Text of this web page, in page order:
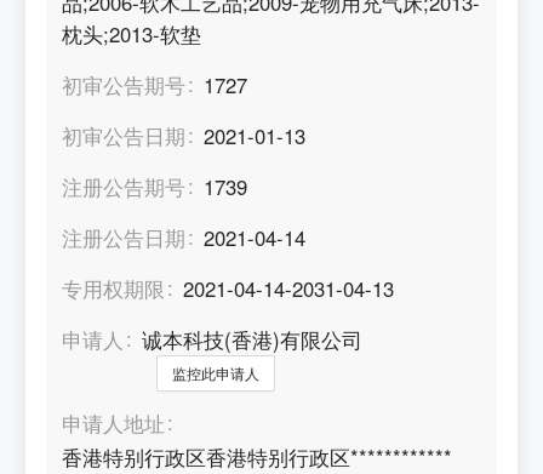
枕头;2013-软垫
初审公告期号
1727
初审公告日期
2021-01-13
注册公告期号
1739
注册公告日期
2021-04-14
专用权期限
2021-04-14-2031-04-13
申请人
诚本科技(香港)有限公司
监控此申请人
申请人地址
香港特别行政区香港特别行政区************